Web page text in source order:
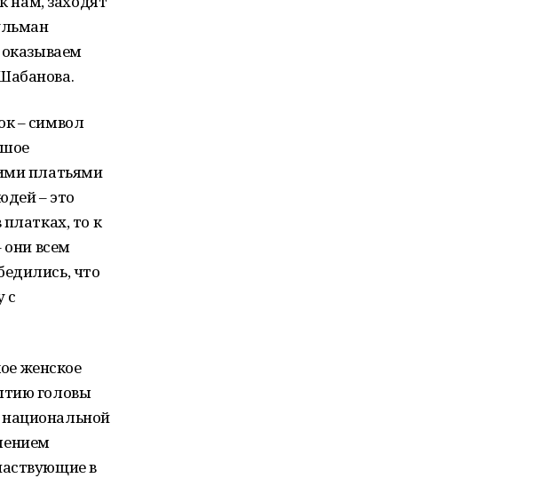
– символ
платьями
– это
то к
всем
что
с
женское
головы
в